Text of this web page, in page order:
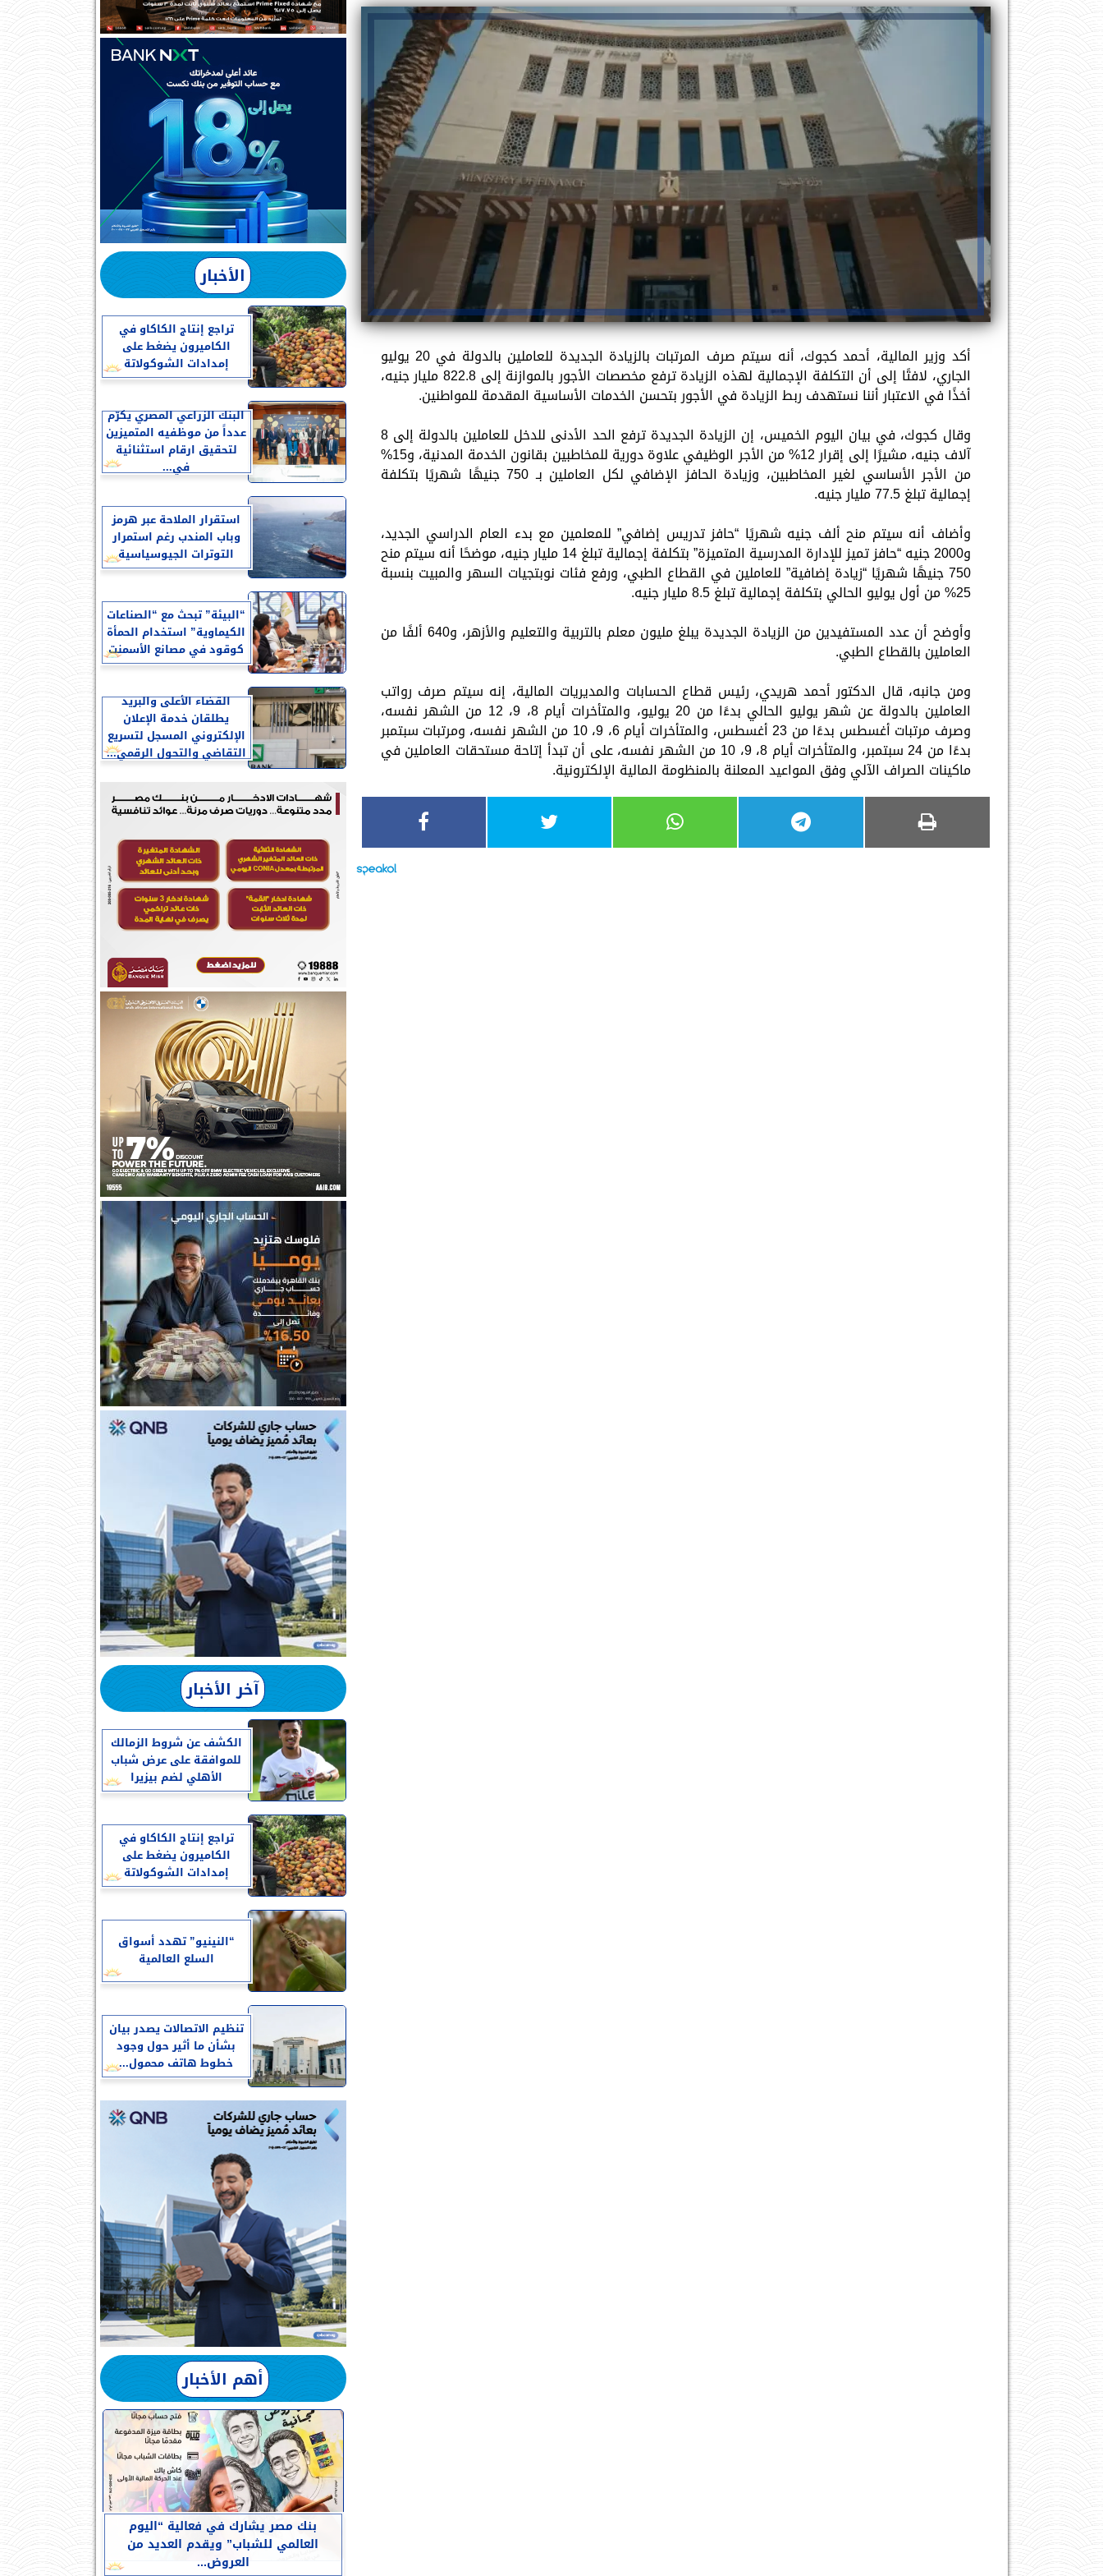
أكد وزير المالية، أحمد كجوك، أنه سيتم صرف المرتبات بالزيادة الجديدة للعاملين بالدولة في 20 يوليو
الجاري، لافتًا إلى أن التكلفة الإجمالية لهذه الزيادة ترفع مخصصات الأجور بالموازنة إلى 822.8 مليار جنيه،
أخذًا في الاعتبار أننا نستهدف ربط الزيادة في الأجور بتحسن الخدمات الأساسية المقدمة للمواطنين.
وقال كجوك، في بيان اليوم الخميس، إن الزيادة الجديدة ترفع الحد الأدنى للدخل للعاملين بالدولة إلى 8
آلاف جنيه، مشيرًا إلى إقرار 12% من الأجر الوظيفي علاوة دورية للمخاطبين بقانون الخدمة المدنية، و15%
من الأجر الأساسي لغير المخاطبين، وزيادة الحافز الإضافي لكل العاملين بـ 750 جنيهًا شهريًا بتكلفة
إجمالية تبلغ 77.5 مليار جنيه.
وأضاف أنه سيتم منح ألف جنيه شهريًا “حافز تدريس إضافي” للمعلمين مع بدء العام الدراسي الجديد،
و2000 جنيه “حافز تميز للإدارة المدرسية المتميزة” بتكلفة إجمالية تبلغ 14 مليار جنيه، موضحًا أنه سيتم منح
750 جنيهًا شهريًا “زيادة إضافية” للعاملين في القطاع الطبي، ورفع فئات نوبتجيات السهر والمبيت بنسبة
25% من أول يوليو الحالي بتكلفة إجمالية تبلغ 8.5 مليار جنيه.
وأوضح أن عدد المستفيدين من الزيادة الجديدة يبلغ مليون معلم بالتربية والتعليم والأزهر، و640 ألفًا من
العاملين بالقطاع الطبي.
ومن جانبه، قال الدكتور أحمد هريدي، رئيس قطاع الحسابات والمديريات المالية، إنه سيتم صرف رواتب
العاملين بالدولة عن شهر يوليو الحالي بدءًا من 20 يوليو، والمتأخرات أيام 8، 9، 12 من الشهر نفسه،
وصرف مرتبات أغسطس بدءًا من 23 أغسطس، والمتأخرات أيام 6، 9، 10 من الشهر نفسه، ومرتبات سبتمبر
بدءًا من 24 سبتمبر، والمتأخرات أيام 8، 9، 10 من الشهر نفسه، على أن تبدأ إتاحة مستحقات العاملين في
ماكينات الصراف الآلي وفق المواعيد المعلنة بالمنظومة المالية الإلكترونية.
الأخبار
تراجع إنتاج الكاكاو في
الكاميرون يضغط على
إمدادات الشوكولاتة
البنك الزراعي المصري يكرّم
عدداً من موظفيه المتميزين
لتحقيق ارقام استثنائية
في...
استقرار الملاحة عبر هرمز
وباب المندب رغم استمرار
التوترات الجيوسياسية
“البيئة” تبحث مع “الصناعات
الكيماوية” استخدام الحمأة
كوقود في مصانع الأسمنت
القضاء الأعلى والبريد
يطلقان خدمة الإعلان
الإلكتروني المسجل لتسريع
التقاضي والتحول الرقمي...
آخر الأخبار
الكشف عن شروط الزمالك
للموافقة على عرض شباب
الأهلي لضم بيزيرا
تراجع إنتاج الكاكاو في
الكاميرون يضغط على
إمدادات الشوكولاتة
“النينيو” تهدد أسواق
السلع العالمية
تنظيم الاتصالات يصدر بيان
بشأن ما أثير حول وجود
خطوط هاتف محمول...
أهم الأخبار
بنك مصر يشارك في فعالية “اليوم
العالمي للشباب” ويقدم العديد من
العروض...